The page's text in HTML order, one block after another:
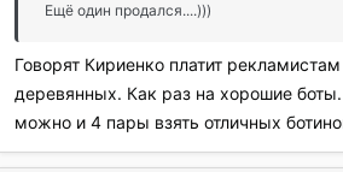
Ещё один продался....)))
Говорят Кириенко платит
деревянных. Как раз на хорошие
можно и 4 пары взять отличных